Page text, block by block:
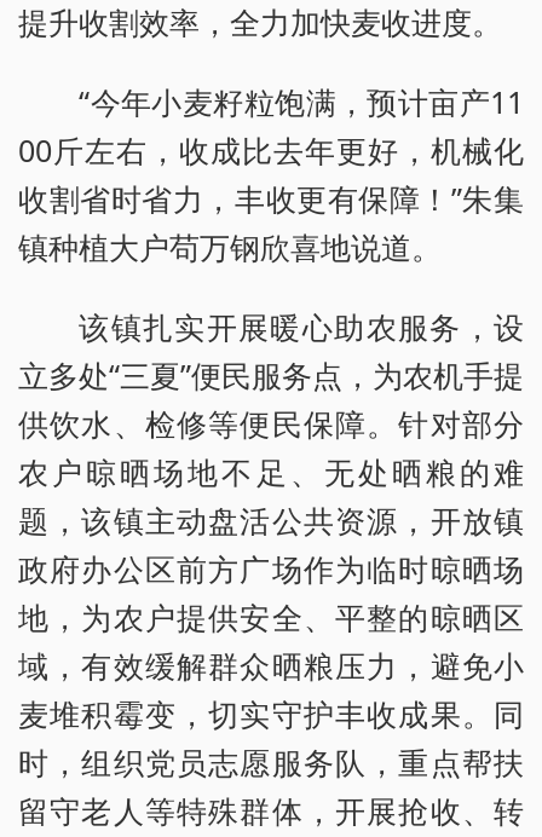
提升收割效率，全力加快麦收进度。
“今年小麦籽粒饱满，预计亩产11
00斤左右，收成比去年更好，机械化
收割省时省力，丰收更有保障！”朱集
镇种植大户苟万钢欣喜地说道。
该镇扎实开展暖心助农服务，设
立多处“三夏”便民服务点，为农机手提
供饮水、检修等便民保障。针对部分
农户晾晒场地不足、无处晒粮的难
题，该镇主动盘活公共资源，开放镇
政府办公区前方广场作为临时晾晒场
地，为农户提供安全、平整的晾晒区
域，有效缓解群众晒粮压力，避免小
麦堆积霉变，切实守护丰收成果。同
时，组织党员志愿服务队，重点帮扶
留守老人等特殊群体，开展抢收、转